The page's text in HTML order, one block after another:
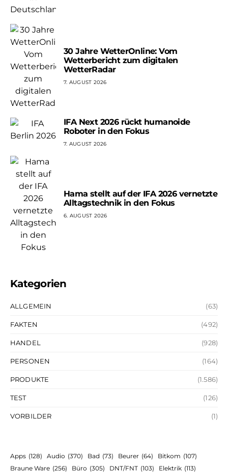
30 Jahre WetterOnline: Vom
Wetterbericht zum digitalen
WetterRadar
7. AUGUST 2026
IFA Next 2026 rückt humanoide
Roboter in den Fokus
7. AUGUST 2026
Hama stellt auf der IFA 2026 vernetzte
Alltagstechnik in den Fokus
6. AUGUST 2026
Kategorien
ALLGEMEIN (63)
FAKTEN (492)
HANDEL (928)
PERSONEN (164)
PRODUKTE (1.586)
TEST (126)
VORBILDER (1)
Apps (128) Audio (370) Bad (73) Beurer (64) Bitkom (107)
Braune Ware (256) Büro (305) DNT/FNT (103) Elektrik (113)